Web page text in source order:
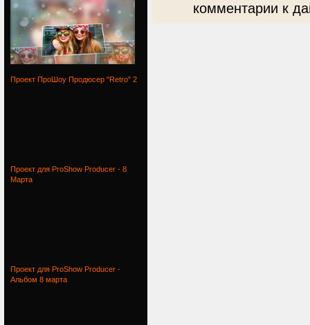
комментарии к
Проект ПроШоу Продюсер "Retro" 2
Проект для ProShow Producer - 8
Марта
Проект для ProShow Producer -
Альбом 8 марта